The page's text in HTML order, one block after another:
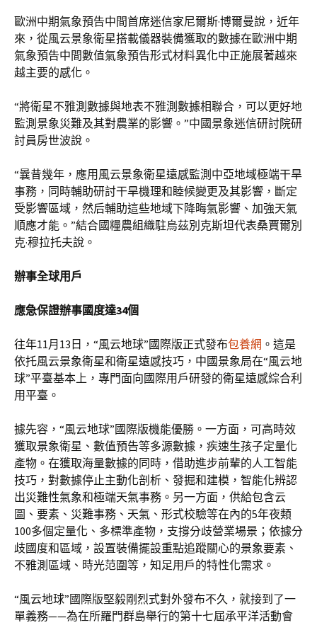
歐洲中期氣象預告中間首席迷信家尼爾斯·博爾曼說，近年
來，從風云景象衛星搭載儀器裝備獲取的數據在歐洲中期
氣象預告中間數值氣象預告形式材料異化中正施展著越來
越主要的感化。
“將衛星不雅測數據與地表不雅測數據相聯合，可以更好地
監測景象災難及其對農業的影響。”中國景象迷信研討院研
討員房世波說。
“曩昔幾年，應用風云景象衛星遠感監測中亞地域極端干旱
事務，同時輔助研討干旱機理和睦候變更及其影響，斷定
受影響區域，然后輔助這些地域下降晦氣影響、加強天氣
順應才能。”結合國糧農組織駐烏茲別克斯坦代表桑賈爾別
克·穆拉托夫說。
辦事全球用戶
應急保證辦事國度達34個
往年11月13日，“風云地球”國際版正式發布包養網 。這是
依托風云景象衛星和衛星遠感技巧，中國景象局在“風云地
球”平臺基本上，專門面向國際用戶研發的衛星遠感綜合利
用平臺。
據先容，“風云地球”國際版機能優勝。一方面，可高時效
獲取景象衛星、數值預告等多源數據，疾速生孩子定量化
產物。在獲取海量數據的同時，借助進步前輩的人工智能
技巧，對數據停止主動化剖析、發掘和建模，智能化辨認
出災難性氣象和極端天氣事務。另一方面，供給包含云
圖、要素、災難事務、天氣、形式校驗等在內的5年夜類
100多個定量化、多標準產物，支撐分歧營業場景；依據分
歧國度和區域，設置裝備擺設重點追蹤關心的景象要素、
不雅測區域、時光范圍等，知足用戶的特性化需求。
“風云地球”國際版堅毅剛烈式對外發布不久，就接到了一
單義務——為在所羅門群島舉行的第十七屆承平洋活動會